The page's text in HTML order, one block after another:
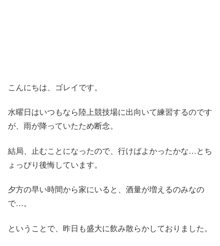
こんにちは、ゴレイです。
水曜日はいつもなら陸上競技場に出向いて練習するのです
が、雨が降っていたため断念。
結局、止むことになったので、行けばよかったかな…とち
ょっぴり後悔しています。
夕方の早い時間から家にいると、酒量が増えるのみなの
で…。
ということで、昨日も盛大に飲み散らかしておりました。